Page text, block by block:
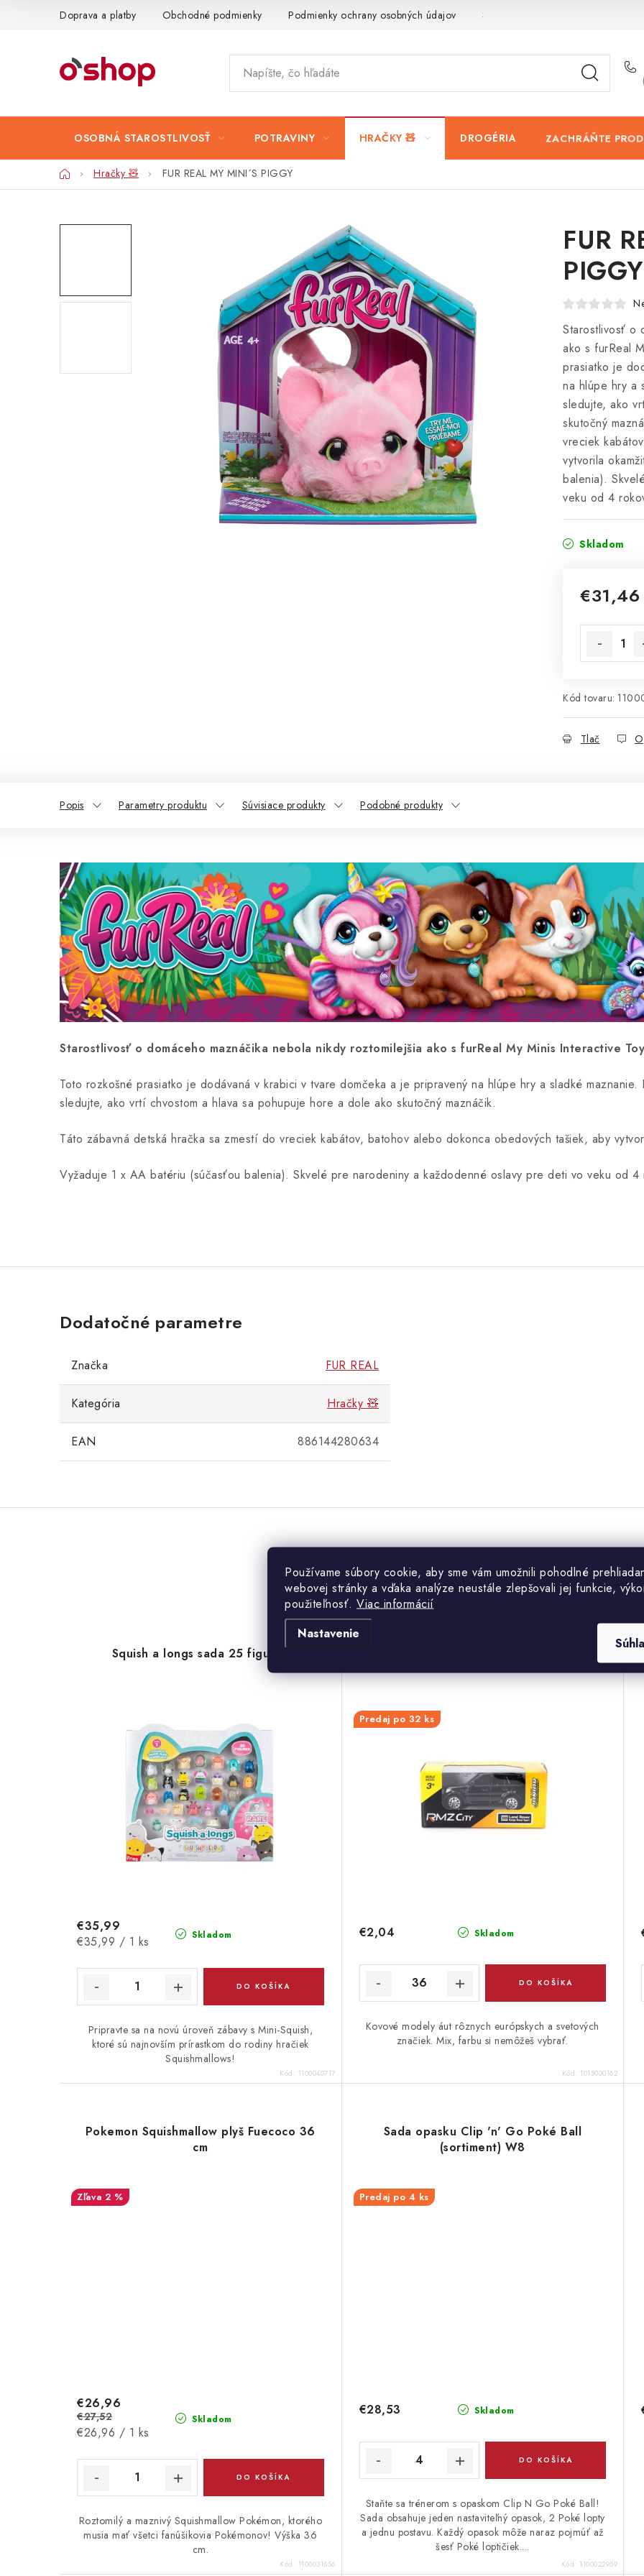
Používame súbory cookie, aby sme vám umožnili pohodlné
webovej stránky a vďaka analýze neustále zlepšovali jej funkcie,
použiteľnosť. Viac informácií
Nastavenie
Doprava a platby Obchodné podmienky Podmienky ochrany osobných údajov Servis a reklamácia
OSOBNÁ STAROSTLIVOSŤ POTRAVINY HRAČKY 🧸 DROGÉRIA ZACHRÁŇTE
DomovHračky 🧸 FUR REAL MY MINI´S PIGGY
FUR
PIGGY
Starostlivosť o
ako s furReal
prasiatko je
na hlúpe hry a
sledujte, ako
skutočný
vreciek
vytvorila
balenia).
veku od 4
Skladom
€31,46
Kód tovaru:
Tlač
Popis Parametry produktu Súvisiace produkty Podobné produkty
Starostlivosť o domáceho maznáčika nebola nikdy roztomilejšia ako s furReal My Minis Interactive
Toto rozkošné prasiatko je dodávaná v krabici v tvare domčeka a je pripravený na hlúpe hry a sladké
sledujte, ako vrtí chvostom a hlava sa pohupuje hore a dole ako skutočný maznáčik.
Táto zábavná detská hračka sa zmestí do vreciek kabátov, batohov alebo dokonca obedových tašiek, aby
Vyžaduje 1 x AA batériu (súčasťou balenia). Skvelé pre narodeniny a každodenné oslavy pre deti vo veku od
Dodatočné parametre
Značka FUR REAL
Kategória Hračky 🧸
EAN 886144280634
Súvisiaci tovar
Squish a longs sada 25 figurek
Skladom
€35,99
Jednotková
€35,99 / 1 ks
DO KOŠÍKA
Pripravte sa na novú úroveň zábavy s Mini-Squish,
ktoré sú najnovším prírastkom do rodiny hračiek
Squishmallows!
Kód: 1100040717
Predaj po 32 ks
Skladom
€2,04
DO KOŠÍKA
Kovové modely áut rôznych európskych a svetových
značiek. Mix, farbu si nemôžeš vybrať.
Kód: 1015000162
Pokemon Squishmallow plyš Fuecoco 36
cm
2 %
Skladom
€26,96
€27,52
Jednotková
€26,96 / 1 ks
DO KOŠÍKA
Roztomilý a maznivý Squishmallow Pokémon, ktorého
musia mať všetci fanúšikovia Pokémonov! Výška 36
cm.
Kód: 1100031656
Sada opasku Clip 'n' Go Poké Ball
(sortiment) W8
Predaj po 4 ks
Skladom
€28,53
DO KOŠÍKA
Staňte sa trénerom s opaskom Clip N Go Poké Ball!
Sada obsahuje jeden nastaviteľný opasok, 2 Poké lopty
a jednu postavu. Každý opasok môže naraz pojmúť až
šesť Poké loptičiek....
Kód: 1100022959